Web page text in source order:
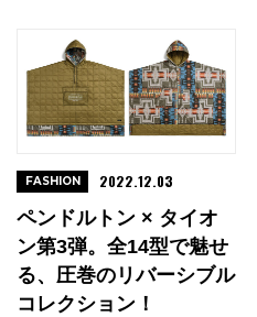
ペンドルトン × タイオ
ン第3弾。全14型で魅せ
る、圧巻のリバーシブル
コレクション！
FASHION 2022.12.03